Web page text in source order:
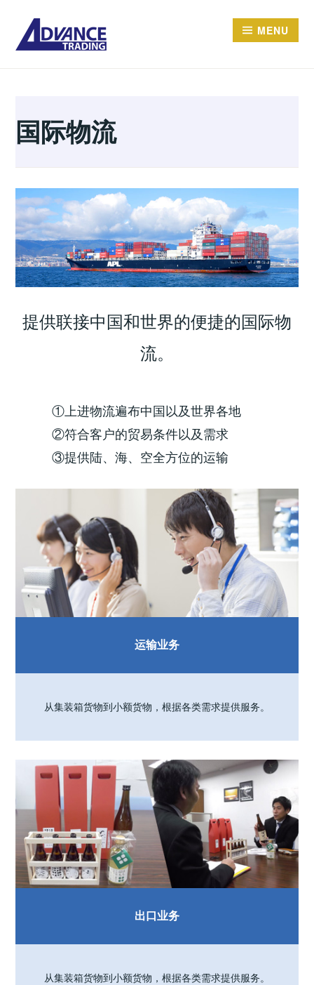
content
MENU
国际物流
提供联接中国和世界的便捷的国际物
流。
① 上进物流遍布中国以及世界各地
②符合客户的贸易条件以及需求
③提供陆、海、空全方位的运输
运输业务
从集装箱货物到小额货物，根据各类需求提供服务。
出口业务
从集装箱货物到小额货物，根据各类需求提供服务。